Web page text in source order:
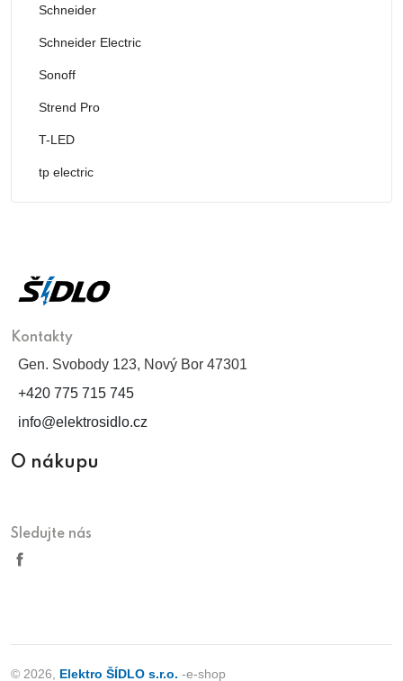
Schneider
Schneider Electric
Sonoff
Strend Pro
T-LED
tp electric
Kontakty
Gen. Svobody 123, Nový Bor 47301
+420 775 715 745
info@elektrosidlo.cz
O nákupu
Sledujte nás
© 2026, Elektro ŠÍDLO s.r.o. -e-shop